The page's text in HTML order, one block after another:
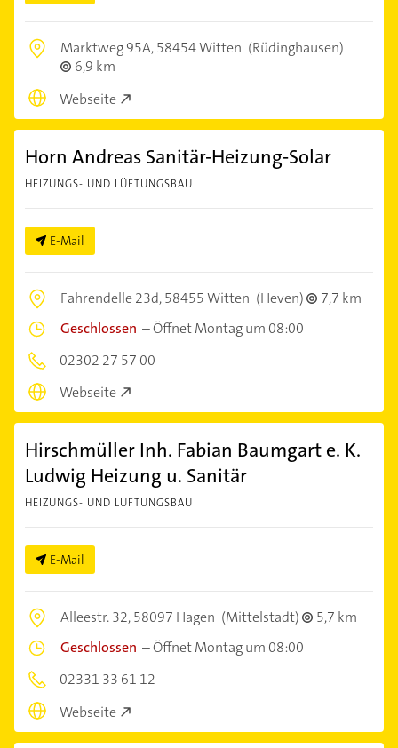
Marktweg 95A,58454 Witten (Rüdinghausen)
6,9 km
Webseite
Horn Andreas Sanitär-Heizung-Solar
HEIZUNGS- UND LÜFTUNGSBAU
E-Mail
Fahrendelle 23d,58455 Witten (Heven)
7,7 km
Geschlossen –Öffnet Montag um 08:00
02302 27 57 00
Webseite
Hirschmüller Inh. Fabian Baumgart e. K.
Ludwig Heizung u. Sanitär
HEIZUNGS- UND LÜFTUNGSBAU
E-Mail
Alleestr. 32,58097 Hagen (Mittelstadt)
5,7 km
Geschlossen –Öffnet Montag um 08:00
02331 33 61 12
Webseite